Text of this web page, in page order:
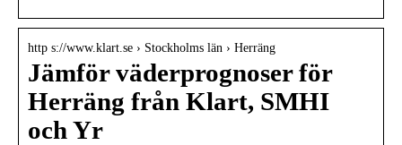
http s://www.klart.se › Stockholms län › Herräng
Jämför väderprognoser för
Herräng från Klart, SMHI
och Yr